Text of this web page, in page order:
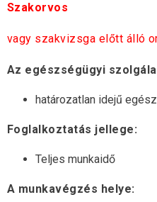
Szakorvos
vagy szakvizsga előtt álló
Az egészségügyi
határozatlan idejű
Foglalkoztatás jellege:
Teljes munkaidő
A munkavégzés helye: